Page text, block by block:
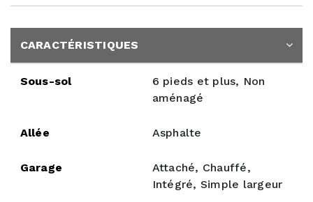
CARACTÉRISTIQUES
Sous-sol
6 pieds et plus, Non
aménagé
Allée Asphalte
Garage
Attaché, Chauffé,
Intégré, Simple largeur